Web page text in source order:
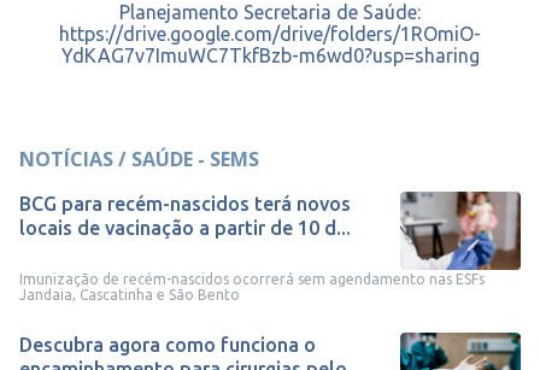
Planejamento Secretaria de Saúde:
https://drive.google.com/drive/folders/1ROmiO-
YdKAG7v7ImuWC7TkfBzb-m6wd0?usp=sharing
NOTÍCIAS / SAÚDE - SEMS
BCG para recém-nascidos terá novos
locais de vacinação a partir de 10 d...
Imunização de recém-nascidos ocorrerá sem agendamento nas ESFs
Jandaia, Cascatinha e São Bento
Descubra agora como funciona o